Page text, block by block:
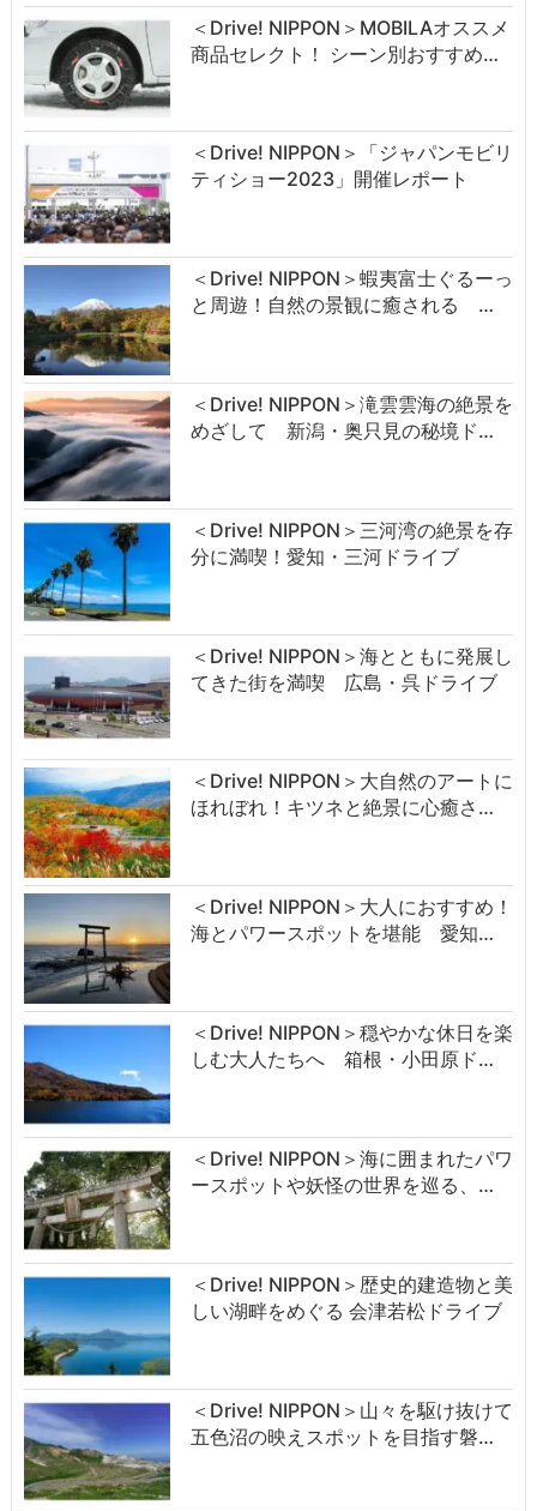
＜Drive! NIPPON＞MOBILAオススメ
商品セレクト！ シーン別おすすめ…
＜Drive! NIPPON＞「ジャパンモビリ
ティショー2023」開催レポート
＜Drive! NIPPON＞蝦夷富士ぐるーっ
と周遊！自然の景観に癒される …
＜Drive! NIPPON＞滝雲雲海の絶景を
めざして 新潟・奥只見の秘境ド…
＜Drive! NIPPON＞三河湾の絶景を存
分に満喫！愛知・三河ドライブ
＜Drive! NIPPON＞海とともに発展し
てきた街を満喫 広島・呉ドライブ
＜Drive! NIPPON＞大自然のアートに
ほれぼれ！キツネと絶景に心癒さ…
＜Drive! NIPPON＞大人におすすめ！
海とパワースポットを堪能 愛知…
＜Drive! NIPPON＞穏やかな休日を楽
しむ大人たちへ 箱根・小田原ド…
＜Drive! NIPPON＞海に囲まれたパワ
ースポットや妖怪の世界を巡る、…
＜Drive! NIPPON＞歴史的建造物と美
しい湖畔をめぐる 会津若松ドライブ
＜Drive! NIPPON＞山々を駆け抜けて
五色沼の映えスポットを目指す磐…